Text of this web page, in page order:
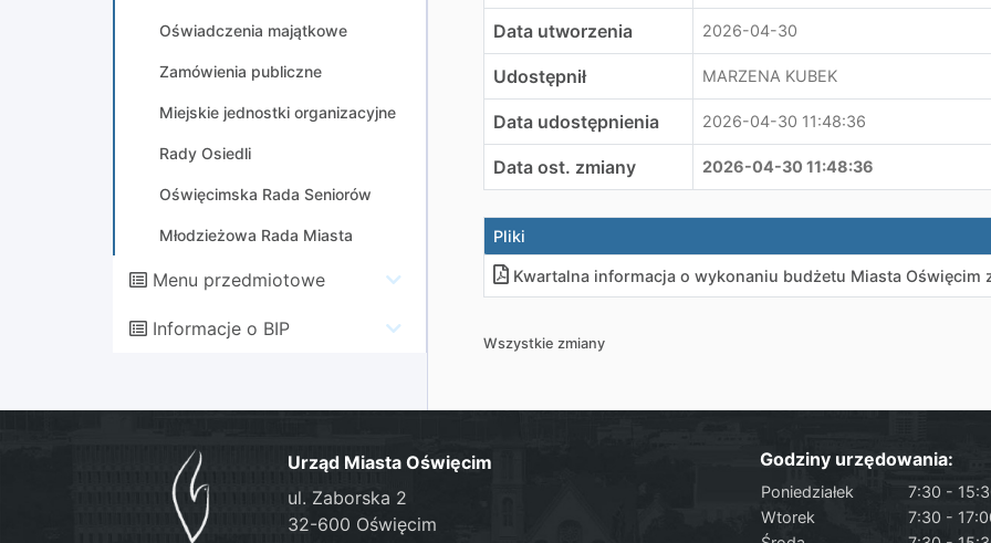
Oświadczenia majątkowe
Zamówienia publiczne
Miejskie jednostki organizacyjne
Rady Osiedli
Oświęcimska Rada Seniorów
Młodzieżowa Rada Miasta
Menu przedmiotowe
Informacje o BIP
Data utworzenia 2026-04-30
Udostępnił MARZENA KUBEK
Data udostępnienia 2026-04-30 11:48:36
Data ost. zmiany 2026-04-30 11:48:36
Pliki
Kwartalna informacja o wykonaniu budżetu Miasta Oświęcim
Wszystkie zmiany
Urząd Miasta Oświęcim
ul. Zaborska 2
32-600 Oświęcim
Godziny urzędowania:
Poniedziałek
7:30 -
Wtorek
7:30 -